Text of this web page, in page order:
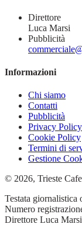
Direttore
Luca Marsi
Pubblicità
Informazioni
Chi siamo
Contatti
Pubblicità
Privacy Policy
Cookie Policy
Termini di
Gestione
© 2026, Trieste
Testata giornalistica
Numero
Direttore Luca